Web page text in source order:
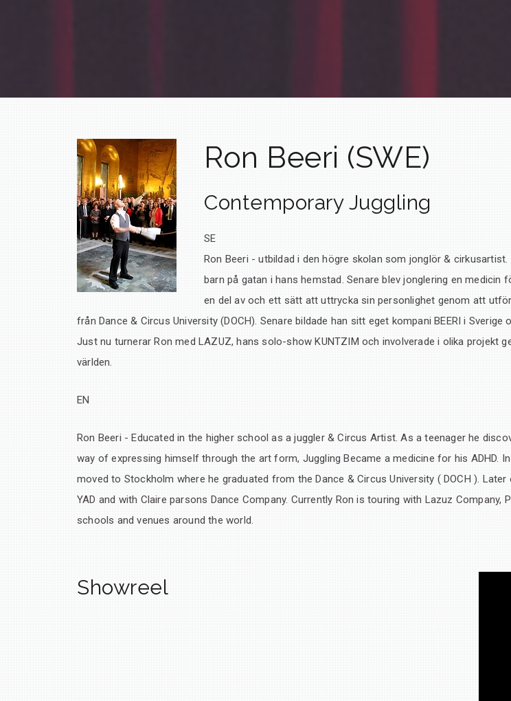
Ron Beeri (SWE)
Contemporary Juggling
SE
Ron Beeri - utbildad i den högre skolan som jonglör &
barn på gatan i hans hemstad. Senare blev jonglering en
en del av och ett sätt att uttrycka sin personlighet genom att
från Dance & Circus University (DOCH). Senare bildade han sitt eget kompani BEERI i
Just nu turnerar Ron med LAZUZ, hans solo-show KUNTZIM och involverade i olika
världen.
EN
Ron Beeri - Educated in the higher school as a juggler & Circus Artist. As a teenager he
way of expressing himself through the art form, Juggling Became a medicine for his ADHD.
moved to Stockholm where he graduated from the Dance & Circus University ( DOCH ).
YAD and with Claire parsons Dance Company. Currently Ron is touring with Lazuz
schools and venues around the world.
Showreel